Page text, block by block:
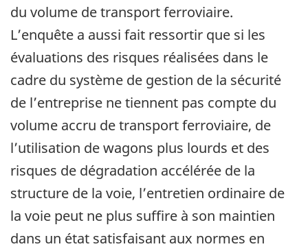
du volume de transport ferroviaire.
L’enquête a aussi fait ressortir que si les
évaluations des risques réalisées dans le
cadre du système de gestion de la sécurité
de l’entreprise ne tiennent pas compte du
volume accru de transport ferroviaire, de
l’utilisation de wagons plus lourds et des
risques de dégradation accélérée de la
structure de la voie, l’entretien ordinaire de
la voie peut ne plus suffire à son maintien
dans un état satisfaisant aux normes en